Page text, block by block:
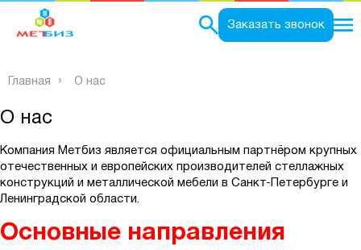
Заказать звонок
Главная О нас
О нас
Компания Метбиз является официальным партнёром крупных
отечественных и европейских производителей стеллажных
конструкций и металлической мебели в Санкт-Петербурге и
Ленинградской области.
Основные направления